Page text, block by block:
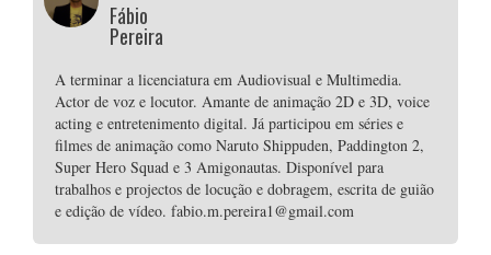
Fábio
Pereira
A terminar a licenciatura em Audiovisual e Multimedia.
Actor de voz e locutor. Amante de animação 2D e 3D, voice
acting e entretenimento digital. Já participou em séries e
filmes de animação como Naruto Shippuden, Paddington 2,
Super Hero Squad e 3 Amigonautas. Disponível para
trabalhos e projectos de locução e dobragem, escrita de guião
e edição de vídeo. fabio.m.pereira1@gmail.com